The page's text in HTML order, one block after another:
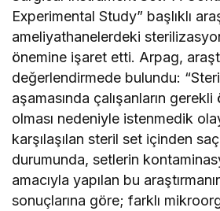
Experimental Study” başlıklı
ameliyathanelerdeki
önemine işaret etti. Arpag,
değerlendirmede bulundu:
aşamasında çalışanların gerekli
olması nedeniyle istenmedik
karşılaşılan steril set içinden saç
durumunda, setlerin
amacıyla yapılan bu
sonuçlarına göre; farklı